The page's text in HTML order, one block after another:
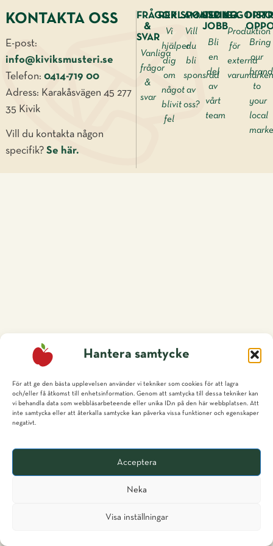
Hantera samtycke
För att ge den bästa upplevelsen använder vi tekniker som cookies för att lagra
och/eller få åtkomst till enhetsinformation. Genom att samtycka till dessa tekniker kan
vi behandla data som webbläsarbeteende eller unika ID:n på den här webbplatsen. Att
inte samtycka eller att återkalla samtycke kan påverka vissa funktioner och egenskaper
negativt.
Acceptera
Neka
Visa inställningar
KONTAKTA OSS
E-post:
info@kiviksmusteri.se
Telefon: 0414-719 00
Adress: Karakåsvägen 45 277
35 Kivik
Vill du kontakta någon
specifik? Se här.
FRÅGOR
&
SVAR
Vanliga
frågor
&
svar
REKLAMATION
Vi
hjälper
dig
om
något
blivit
fel
SPONSRING
Vill
du
bli
sponsrad
av
oss?
LEDIGA
JOBB
Bli
en
del
av
vårt
team
Produktion
för
externa
varumärken
Bring
our
brand
to
your
local